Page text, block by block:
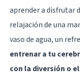
aprender a disfrutar
relajación de una
vaso de agua, un
entrenar a tu
con la diversión o